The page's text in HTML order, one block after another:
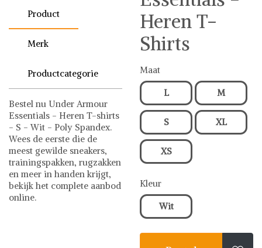
Product
Merk
Productcategorie
Bestel nu Under Armour
Essentials - Heren T-shirts
- S - Wit - Poly Spandex.
Wees de eerste die de
meest gewilde sneakers,
trainingspakken, rugzakken
en meer in handen krijgt,
bekijk het complete aanbod
online.
Heren T-
Shirts
Maat
L M
S XL
XS
Kleur
Wit